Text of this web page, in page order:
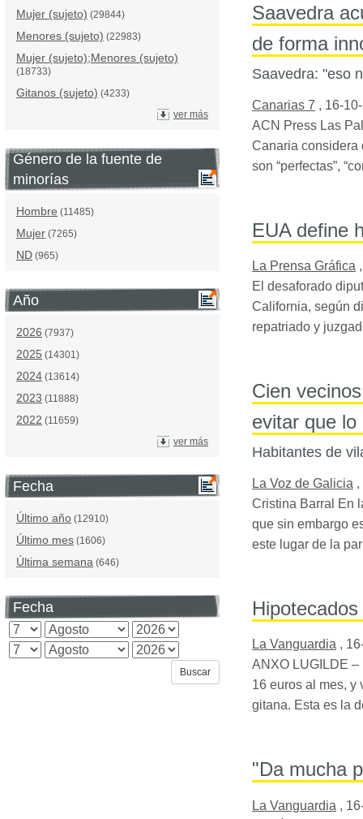
Mujer (sujeto) (29844)
Menores (sujeto) (22983)
Mujer (sujeto);Menores (sujeto)
(18733)
Gitanos (sujeto) (4233)
ver más
Género de la fuente de
minorías
Hombre (11485)
Mujer (7265)
ND (965)
Año
2026 (7937)
2025 (14301)
2024 (13614)
2023 (11888)
2022 (11659)
ver más
Fecha
Último año (12910)
Último mes (1606)
Última semana (646)
Fecha
Saavedra
de forma
Saavedra: "eso
Canarias 7 , 16-
ACN Press Las
Canaria considera
son “perfectas”,
EUA define
La Prensa Gráfica
El desaforado
California, según
repatriado y
Cien
evitar que
Habitantes de
La Voz de Galicia ,
Cristina Barral En
que sin embargo
este lugar de la
La Vanguardia ,
ANXO LUGILDE –
16 euros al mes, y
gitana. Esta es la
"Da mucha
La Vanguardia ,